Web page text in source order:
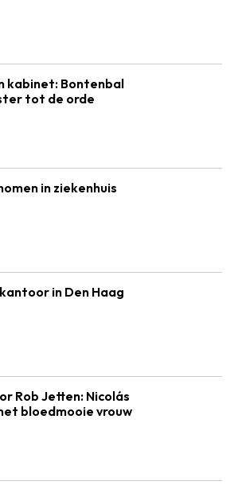
kabinet: Bontenbal
tot de orde
in ziekenhuis
in Den Haag
Rob Jetten: Nicolás
bloedmooie vrouw